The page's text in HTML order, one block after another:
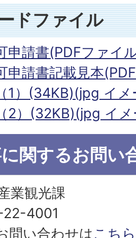
ドファイル
申請書(PDFファイ
申請書記載見本
1）(34KB)(jpg イメ
2）(32KB)(jpg イ
関するお問い
業観光課
22-4001
問い合わせはこちら